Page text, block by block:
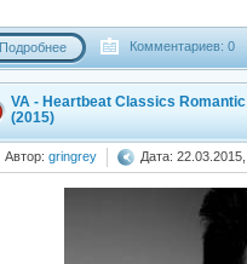
Подробнее Комментариев: 0
VA - Heartbeat Classics
(2015)
Автор: gringrey Дата: